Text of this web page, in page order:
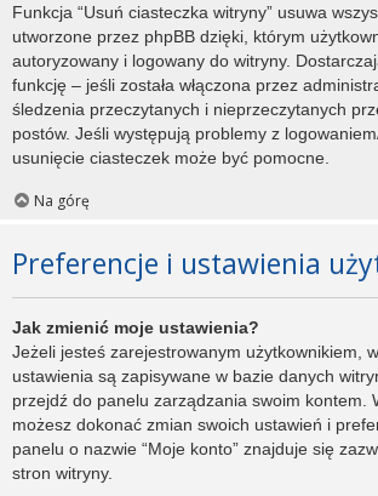
Funkcja “Usuń ciasteczka witryny” usuwa
utworzone przez phpBB dzięki, którym
autoryzowany i logowany do witryny.
funkcję – jeśli została włączona przez
śledzenia przeczytanych i nieprzeczytanych
postów. Jeśli występują problemy z
usunięcie ciasteczek może być pomocne.
Na górę
Preferencje i ustawienia
Jak zmienić moje ustawienia?
Jeżeli jesteś zarejestrowanym użytkownikiem,
ustawienia są zapisywane w bazie danych
przejdź do panelu zarządzania swoim kontem.
możesz dokonać zmian swoich ustawień i
panelu o nazwie “Moje konto” znajduje się
stron witryny.